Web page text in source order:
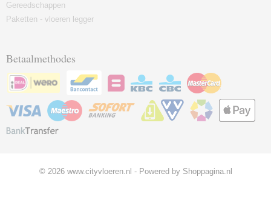
Gereedschappen
Paketten - vloeren legger
Betaalmethodes
© 2026 www.cityvloeren.nl - Powered by Shoppagina.nl